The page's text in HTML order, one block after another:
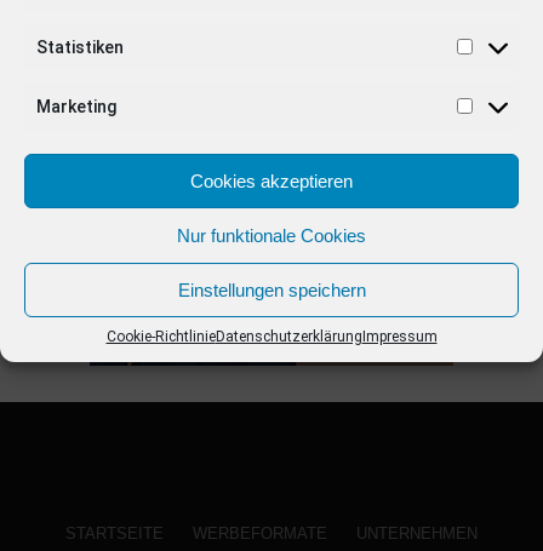
Statistiken
Marketing
Cookies akzeptieren
Nur funktionale Cookies
Einstellungen speichern
Cookie-RichtlinieDatenschutzerklärung Impressum
STARTSEITE WERBEFORMATE UNTERNEHMEN